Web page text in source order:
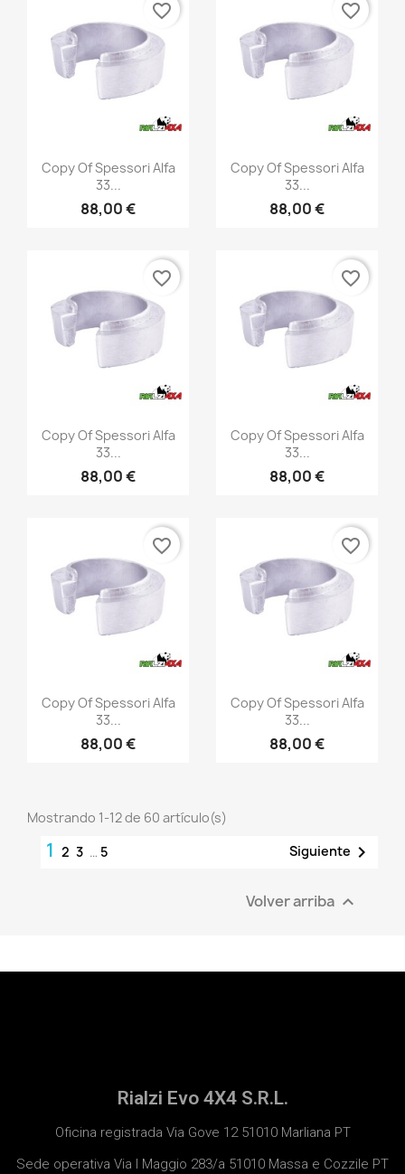
Vista rápida
Copy Of Spessori Alfa
33...
88,00 €
favorite_border
Vista rápida
Copy Of Spessori Alfa
33...
88,00 €
favorite_border
Vista rápida
Copy Of Spessori Alfa
33...
88,00 €
favorite_border
Vista rápida
Copy Of Spessori Alfa
33...
88,00 €
favorite_border
Vista rápida
Copy Of Spessori Alfa
33...
88,00 €
favorite_border
Vista rápida
Copy Of Spessori Alfa
33...
88,00 €
favorite_border
Mostrando 1-12 de 60 artículo(s)
1 2 3 … 5 Siguiente 
Volver arriba 
Rialzi Evo 4X4 S.R.L.
Oficina registrada Via Gove 12 51010 Marliana PT
Sede operativa Via I Maggio 283/a 51010 Massa e Cozzile PT